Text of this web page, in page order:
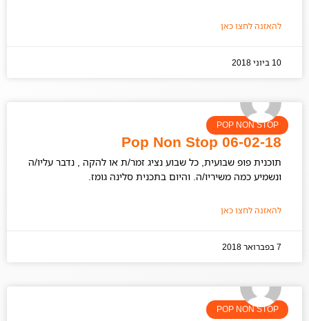
להאזנה לחצו כאן
10 ביוני 2018
POP NON STOP
06-02-18 Pop Non Stop
תוכנית פופ שבועית, כל שבוע נציג זמר/ת או להקה , נדבר עליו/ה
ונשמיע כמה משיריו/ה. והיום בתכנית סלינה גומז.
להאזנה לחצו כאן
7 בפברואר 2018
POP NON STOP